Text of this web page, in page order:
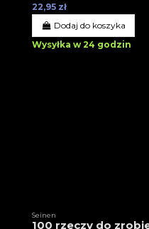
22,95 zł
Dodaj do koszyka
Wysyłka w 24 godzin
Seinen
100 rzeczy do